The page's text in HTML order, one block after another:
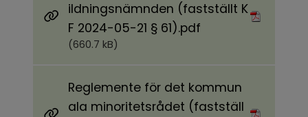
ildningsnämnden (fastställt K
F 2024-05-21 § 61).pdf
(660.7 kB)
Reglemente för det kommun
ala minoritetsrådet (fastställ